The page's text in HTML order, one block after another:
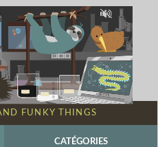
FUNKY THINGS
CATÉGORIES